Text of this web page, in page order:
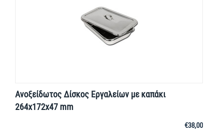
Ανοξείδωτος Δίσκος Εργαλείων με καπάκι
264x172x47 mm
€38,00